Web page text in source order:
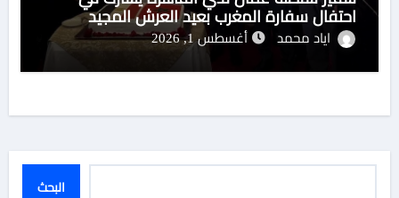
احتفال سفارة المغرب بعيد العرش المجيد
اياد محمد أغسطس 1, 2026
البحث